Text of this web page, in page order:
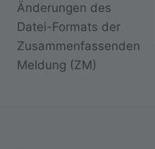
Änderungen des
Datei-Formats der
Zusammenfassenden
Meldung (ZM)